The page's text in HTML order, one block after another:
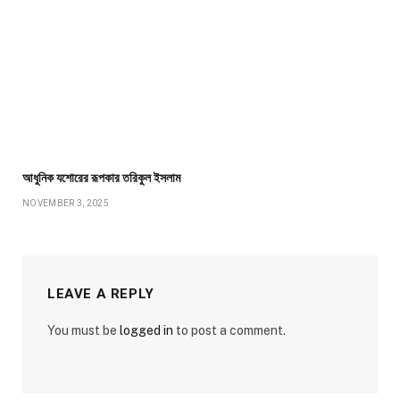
আধুনিক যশোরের রূপকার তরিকুল ইসলাম
NOVEMBER 3, 2025
LEAVE A REPLY
You must be logged in to post a comment.